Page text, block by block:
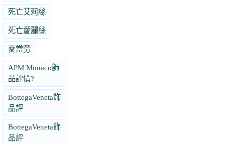
死亡艾莉絲
死亡愛麗絲
麥當勞
APM Monaco飾
品評價?
BottegaVeneta飾
品評
BottegaVeneta飾
品評